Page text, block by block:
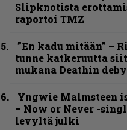
Slipknotista
raportoi TMZ
”En kadu mitään” –
tunne katkeruutta
mukana Deathin
Yngwie Malmsteen
– Now or Never -
levyltä julki